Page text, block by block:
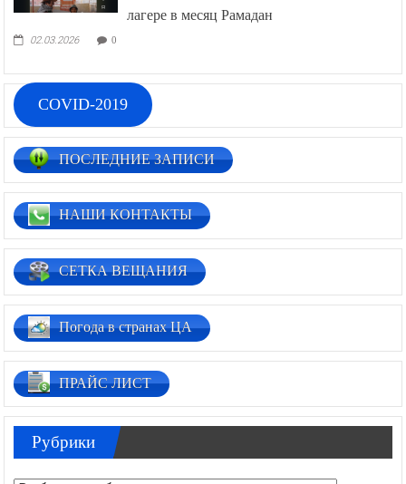
гуманитарную миссию в палестинском
COVID-2019
ПОСЛЕДНИЕ ЗАПИСИ
НАШИ КОНТАКТЫ
СЕТКА ВЕЩАНИЯ
Погода в странах ЦА
ПРАЙС ЛИСТ
Рубрики